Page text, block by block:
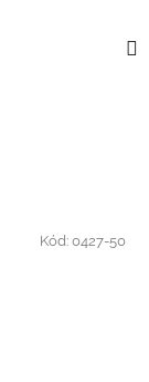
Kód:0427-50